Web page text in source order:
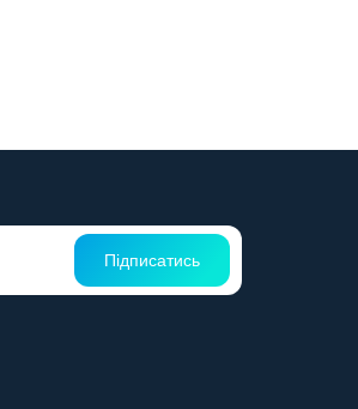
Підписатись